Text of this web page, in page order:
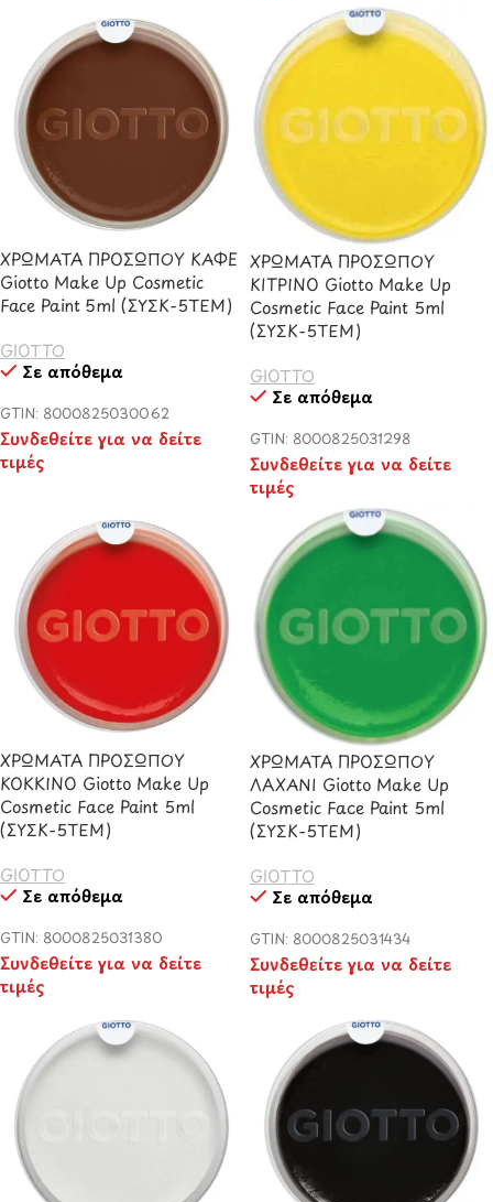
ΧΡΩΜΑΤΑ ΠΡΟΣΩΠΟΥ ΚΑΦΕ
Giotto Make Up Cosmetic
Face Paint 5ml (ΣΥΣΚ-5ΤΕΜ)
GIOTTO
Σε απόθεμα
GTIN: 8000825030062
Συνδεθείτε για να δείτε
τιμές
ΧΡΩΜΑΤΑ ΠΡΟΣΩΠΟΥ
ΚΙΤΡΙΝΟ Giotto Make Up
Cosmetic Face Paint 5ml
(ΣΥΣΚ-5ΤΕΜ)
GIOTTO
Σε απόθεμα
GTIN: 8000825031298
Συνδεθείτε για να δείτε
τιμές
ΧΡΩΜΑΤΑ ΠΡΟΣΩΠΟΥ
ΚΟΚΚΙΝΟ Giotto Make Up
Cosmetic Face Paint 5ml
(ΣΥΣΚ-5ΤΕΜ)
GIOTTO
Σε απόθεμα
GTIN: 8000825031380
Συνδεθείτε για να δείτε
τιμές
ΧΡΩΜΑΤΑ ΠΡΟΣΩΠΟΥ
ΛΑΧΑΝΙ Giotto Make Up
Cosmetic Face Paint 5ml
(ΣΥΣΚ-5ΤΕΜ)
GIOTTO
Σε απόθεμα
GTIN: 8000825031434
Συνδεθείτε για να δείτε
τιμές